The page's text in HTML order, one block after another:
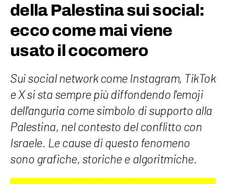
della Palestina sui social:
ecco come mai viene
usato il cocomero
Sui social network come Instagram, TikTok
e X si sta sempre più diffondendo l'emoji
dell'anguria come simbolo di supporto alla
Palestina, nel contesto del conflitto con
Israele. Le cause di questo fenomeno
sono grafiche, storiche e algoritmiche.